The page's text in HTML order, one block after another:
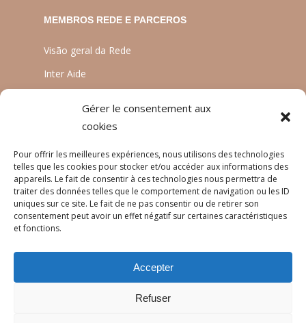
Gérer le consentement aux
cookies
Pour offrir les meilleures expériences, nous utilisons des technologies
telles que les cookies pour stocker et/ou accéder aux informations des
appareils. Le fait de consentir à ces technologies nous permettra de
traiter des données telles que le comportement de navigation ou les ID
uniques sur ce site. Le fait de ne pas consentir ou de retirer son
consentement peut avoir un effet négatif sur certaines caractéristiques
et fonctions.
Accepter
Refuser
MEMBROS REDE E PARCEROS
Visão geral da Rede
Inter Aide
Planète Enfants & Développement
LINGUAS
Français